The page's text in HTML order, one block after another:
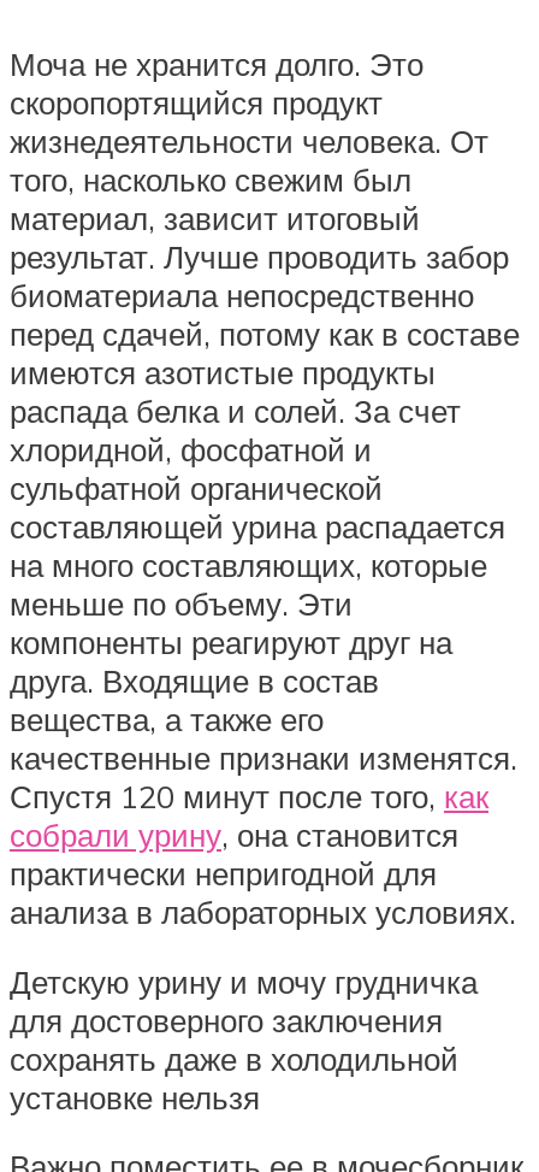
Моча не хранится долго. Это
скоропортящийся продукт
жизнедеятельности человека. От
того, насколько свежим был
материал, зависит итоговый
результат. Лучше проводить забор
биоматериала непосредственно
перед сдачей, потому как в составе
имеются азотистые продукты
распада белка и солей. За счет
хлоридной, фосфатной и
сульфатной органической
составляющей урина распадается
на много составляющих, которые
меньше по объему. Эти
компоненты реагируют друг на
друга. Входящие в состав
вещества, а также его
качественные признаки изменятся.
Спустя 120 минут после того, как
собрали урину, она становится
практически непригодной для
анализа в лабораторных условиях.
Детскую урину и мочу грудничка
для достоверного заключения
сохранять даже в холодильной
установке нельзя